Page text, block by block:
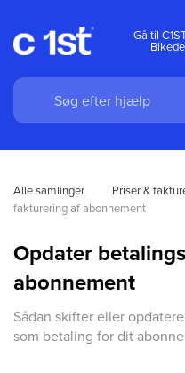
Gå til
Alle samlinger Priser &
fakturering af abonnement
Opdater
abonnement
Sådan skifter eller
som betaling for dit